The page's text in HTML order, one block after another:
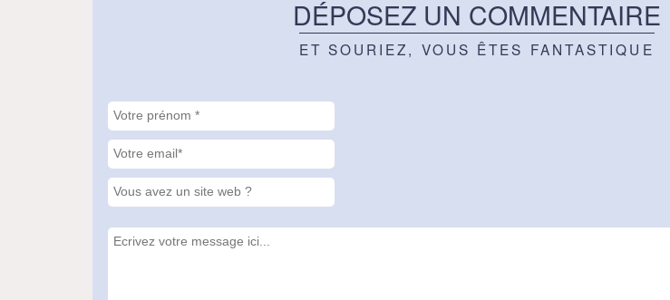
DÉPOSEZ UN COMMENTAIRE
ET SOURIEZ, VOUS ÊTES FANTASTIQUE